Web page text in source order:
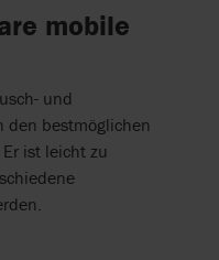
mobile
und
den bestmöglichen
ist leicht zu